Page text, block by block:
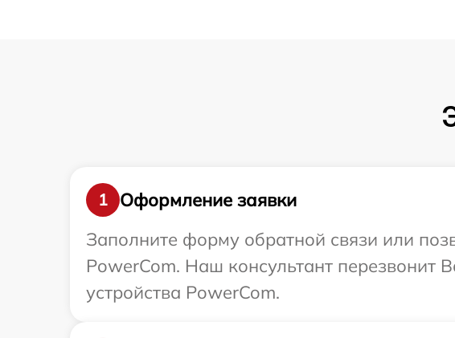
1
Оформление заявки
Заполните форму обратной связи или
PowerCom. Наш консультант перезвонит
устройства PowerCom.